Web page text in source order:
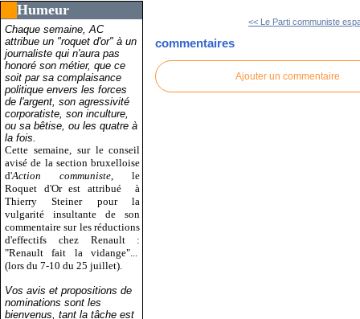
Humeur
Chaque semaine, AC
attribue un "roquet d'or" à un
journaliste qui n'aura pas
honoré son métier, que ce
soit par sa complaisance
politique envers les forces
de l'argent, son agressivité
corporatiste, son inculture,
ou sa bêtise, ou les quatre à
la fois.
Cette semaine, sur le conseil
avisé de la section bruxelloise
d'Action communiste , le
Roquet d'Or est attribué
à
Thierry Steiner pour la
vulgarité insultante de son
commentaire sur les réductions
d'effectifs chez Renault :
"Renault fait la vidange"...
(lors du 7-10 du 25 juillet).
Vos avis et propositions de
nominations sont les
bienvenus, tant la tâche est
<< Le Parti communiste
commentaires
Ajouter un commentaire